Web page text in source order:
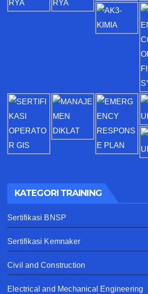
KATEGORI TRAINING
Sertifikasi BNSP
Sertifikasi Kemnaker
Civil and Construction
Electrical and Mechanical Engineering